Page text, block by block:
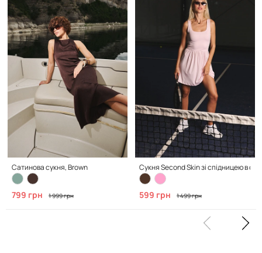
Сатинова сукня, Brown
799 грн 1 999 грн
Сукня Second Skin зі спідницею в
599 грн 1 499 грн